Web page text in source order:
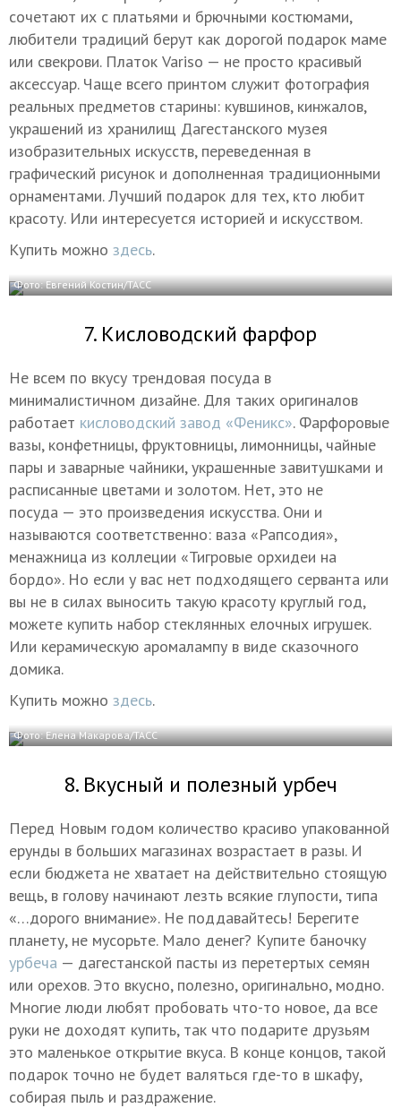
сочетают их с платьями и брючными костюмами,
любители традиций берут как дорогой подарок маме
или свекрови. Платок Variso — не просто красивый
аксессуар. Чаще всего принтом служит фотография
реальных предметов старины: кувшинов, кинжалов,
украшений из хранилищ Дагестанского музея
изобразительных искусств, переведенная в
графический рисунок и дополненная традиционными
орнаментами. Лучший подарок для тех, кто любит
красоту. Или интересуется историей и искусством.
Купить можно здесь.
Фото: Евгений Костин/ТАСС
7. Кисловодский фарфор
Не всем по вкусу трендовая посуда в
минималистичном дизайне. Для таких оригиналов
работает кисловодский завод «Феникс». Фарфоровые
вазы, конфетницы, фруктовницы, лимонницы, чайные
пары и заварные чайники, украшенные завитушками и
расписанные цветами и золотом. Нет, это не
посуда — это произведения искусства. Они и
называются соответственно: ваза «Рапсодия»,
менажница из коллеции «Тигровые орхидеи на
бордо». Но если у вас нет подходящего серванта или
вы не в силах выносить такую красоту круглый год,
можете купить набор стеклянных елочных игрушек.
Или керамическую аромалампу в виде сказочного
домика.
Купить можно здесь.
Фото: Елена Макарова/ТАСС
8. Вкусный и полезный урбеч
Перед Новым годом количество красиво упакованной
ерунды в больших магазинах возрастает в разы. И
если бюджета не хватает на действительно стоящую
вещь, в голову начинают лезть всякие глупости, типа
«…дорого внимание». Не поддавайтесь! Берегите
планету, не мусорьте. Мало денег? Купите баночку
урбеча — дагестанской пасты из перетертых семян
или орехов. Это вкусно, полезно, оригинально, модно.
Многие люди любят пробовать что-то новое, да все
руки не доходят купить, так что подарите друзьям
это маленькое открытие вкуса. В конце концов, такой
подарок точно не будет валяться где-то в шкафу,
собирая пыль и раздражение.